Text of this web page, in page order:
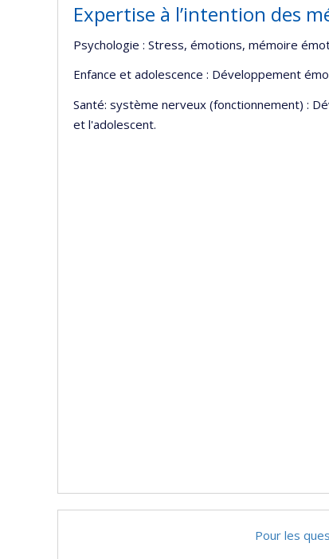
Expertise à l’intention des
Psychologie : Stress, émotions, mémoire
Enfance et adolescence : Développement
Santé: système nerveux (fonctionnement) :
et l'adolescent.
Pour les